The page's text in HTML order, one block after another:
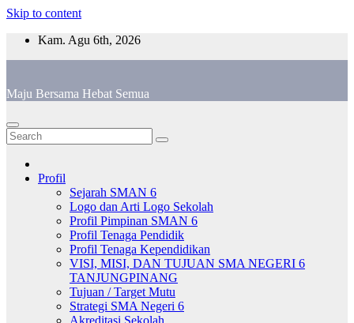
Skip to content
Kam. Agu 6th, 2026
Maju Bersama Hebat Semua
Profil
Sejarah SMAN 6
Logo dan Arti Logo Sekolah
Profil Pimpinan SMAN 6
Profil Tenaga Pendidik
Profil Tenaga Kependidikan
VISI, MISI, DAN TUJUAN SMA NEGERI 6
TANJUNGPINANG
Tujuan / Target Mutu
Strategi SMA Negeri 6
Akreditasi Sekolah